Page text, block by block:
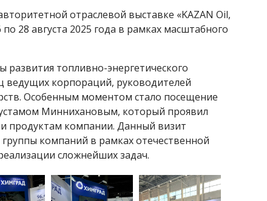
отраслевой выставке «KAZAN Oil,
28 августа 2025 года в рамках масштабного
развития топливно-энергетического
ведущих корпораций, руководителей
Особенным моментом стало посещение
Миннихановым, который проявил
продуктам компании. Данный визит
компаний в рамках отечественной
сложнейших задач.